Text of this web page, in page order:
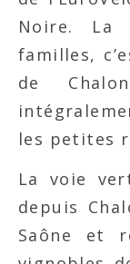
Noire. La
familles,
de
les petites
La voie
depuis
Saône et